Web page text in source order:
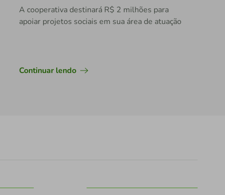
A cooperativa destinará R$ 2 milhões para
apoiar projetos sociais em sua área de atuação
Continuar lendo